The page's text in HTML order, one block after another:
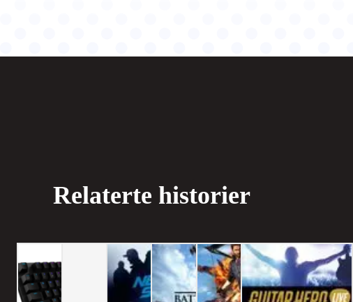
Relaterte historier